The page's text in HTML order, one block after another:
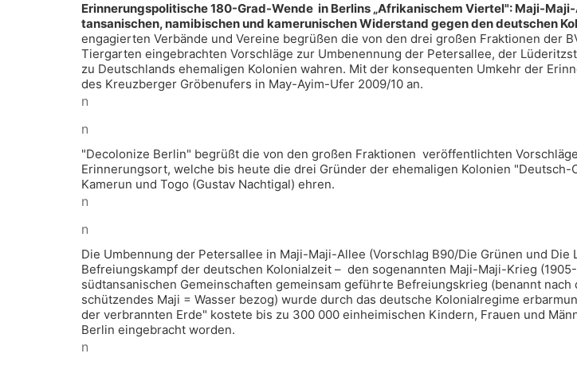
Erinnerungspolitische 180-Grad-Wende in Berlins „Afrikanischem Viertel": Maji-
tansanischen, namibischen und kamerunischen Widerstand gegen den deutschen
engagierten Verbände und Vereine begrüßen die von den drei großen Fraktionen der
Tiergarten eingebrachten Vorschläge zur Umbenennung der Petersallee, der
zu Deutschlands ehemaligen Kolonien wahren. Mit der konsequenten Umkehr der
des Kreuzberger Gröbenufers in May-Ayim-Ufer 2009/10 an.
n
n
"Decolonize Berlin" begrüßt die von den großen Fraktionen veröffentlichten
Erinnerungsort, welche bis heute die drei Gründer der ehemaligen Kolonien
Kamerun und Togo (Gustav Nachtigal) ehren.
n
n
Die Umbennung der Petersallee in Maji-Maji-Allee (Vorschlag B90/Die Grünen und
Befreiungskampf der deutschen Kolonialzeit – den sogenannten Maji-Maji-Krieg
südtansanischen Gemeinschaften gemeinsam geführte Befreiungskrieg (benannt
schützendes Maji = Wasser bezog) wurde durch das deutsche Kolonialregime
der verbrannten Erde" kostete bis zu 300 000 einheimischen Kindern, Frauen und
Berlin eingebracht worden.
n